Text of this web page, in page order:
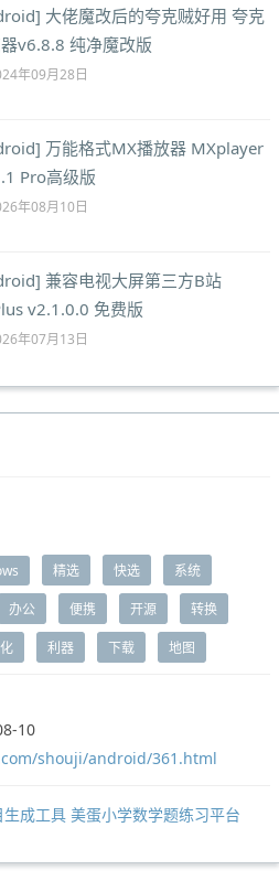
大佬魔改后的夸克贼好用 夸克
v6.8.8 纯净魔改版
年09月28日
万能格式MX播放器 MXplayer
Pro高级版
年08月10日
兼容电视大屏第三方B站
v2.1.0.0 免费版
年07月13日
精选 快选 系统
办公 便携 开源 转换
利器 下载 地图
10
shouji/android/361.html
成工具 美蛋小学数学题练习平台